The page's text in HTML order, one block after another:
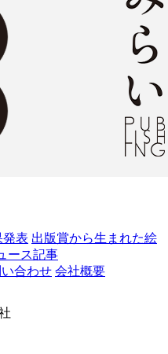
発表 出版賞から生まれた絵
ース記事
合わせ 会社概要